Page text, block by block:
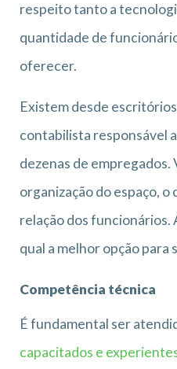
respeito tanto a
quantidade de
oferecer.
Existem desde
contabilista responsável
dezenas de empregados.
organização do espaço, o
relação dos funcionários.
qual a melhor opção para
Competência técnica
É fundamental ser
capacitados e